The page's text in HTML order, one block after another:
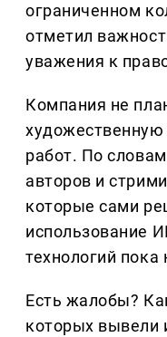
ограниченном
отметил
уважения к
Компания не
работ. По
авторов и
которые сами
использование
технологий
Есть жалобы?
которых вывели